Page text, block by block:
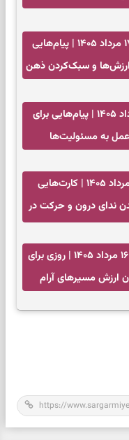
فال فرشتگان امروز شنبه ۱۷ مرداد ۱۴۰۵ | پیام‌هایی
و سبک‌کردن ذهن
فال انبیا امروز شنبه ۱۷ مرداد ۱۴۰۵ | پیام‌هایی برای
به مسئولیت‌ها
فال تاروت امروز جمعه ۱۶ مرداد ۱۴۰۵ | کارت‌هایی
ندای درون و حرکت در
فال سرنوشت امروز جمعه ۱۶ مرداد ۱۴۰۵ | روزی برای
ارزش مسیرهای آرام